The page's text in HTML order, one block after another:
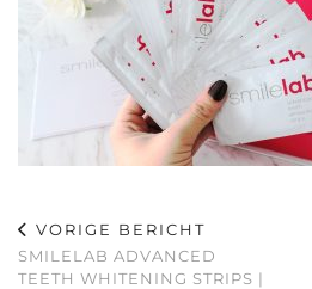
VORIGE BERICHT
SMILELAB ADVANCED
TEETH WHITENING STRIPS |